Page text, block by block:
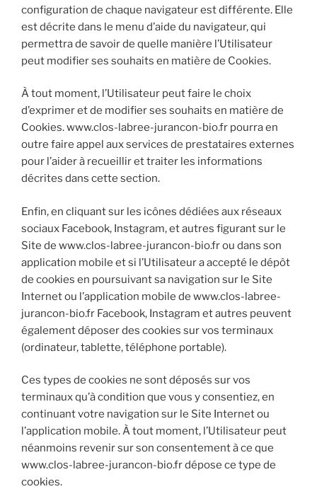
configuration de chaque navigateur est différente. Elle
est décrite dans le menu d’aide du navigateur, qui
permettra de savoir de quelle manière l’Utilisateur
peut modifier ses souhaits en matière de Cookies.
À tout moment, l’Utilisateur peut faire le choix
d’exprimer et de modifier ses souhaits en matière de
Cookies. www.clos-labree-jurancon-bio.fr pourra en
outre faire appel aux services de prestataires externes
pour l’aider à recueillir et traiter les informations
décrites dans cette section.
Enfin, en cliquant sur les icônes dédiées aux réseaux
sociaux Facebook, Instagram, et autres figurant sur le
Site de www.clos-labree-jurancon-bio.fr ou dans son
application mobile et si l’Utilisateur a accepté le dépôt
de cookies en poursuivant sa navigation sur le Site
Internet ou l’application mobile de www.clos-labree-
jurancon-bio.fr Facebook, Instagram et autres peuvent
également déposer des cookies sur vos terminaux
(ordinateur, tablette, téléphone portable).
Ces types de cookies ne sont déposés sur vos
terminaux qu’à condition que vous y consentiez, en
continuant votre navigation sur le Site Internet ou
l’application mobile. À tout moment, l’Utilisateur peut
néanmoins revenir sur son consentement à ce que
www.clos-labree-jurancon-bio.fr dépose ce type de
cookies.